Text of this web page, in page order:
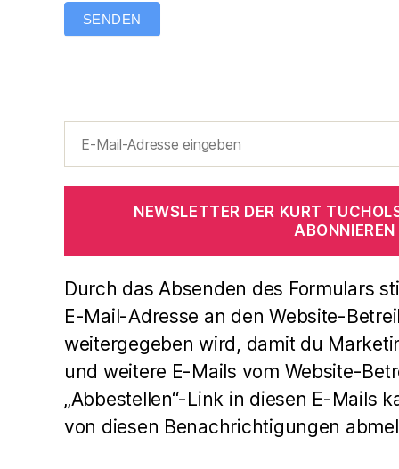
SENDEN
NEWSLETTER DER KURT
ABONNIEREN
Durch das Absenden des Formulars
E-Mail-Adresse an den Website-
weitergegeben wird, damit du
und weitere E-Mails vom Website-
„Abbestellen“-Link in diesen E-Mails
von diesen Benachrichtigungen